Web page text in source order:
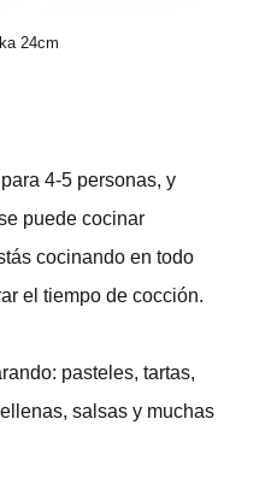
24cm
4-5 personas, y
puede cocinar
cocinando en todo
el tiempo de cocción.
pasteles, tartas,
salsas y muchas